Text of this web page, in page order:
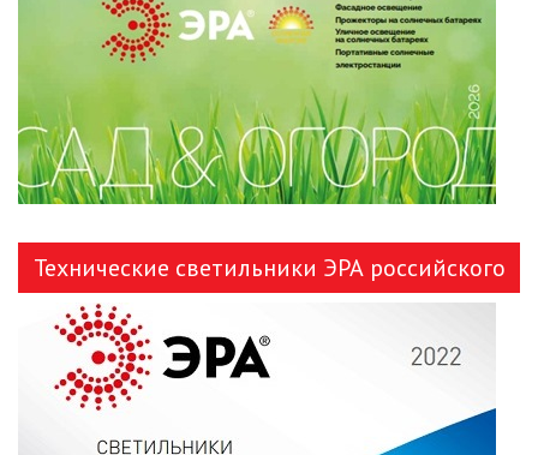
Технические светильники ЭРА российского